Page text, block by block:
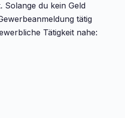
. Solange du kein Geld
tätig
Tätigkeit nahe: